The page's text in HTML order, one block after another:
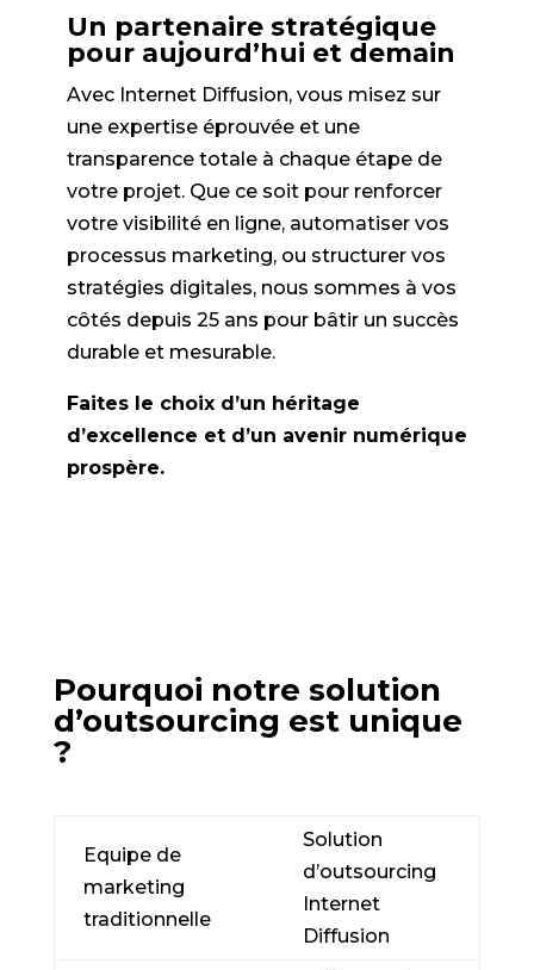
Un partenaire stratégique
pour aujourd’hui et demain
Avec Internet Diffusion, vous misez sur
une expertise éprouvée et une
transparence totale à chaque étape de
votre projet. Que ce soit pour renforcer
votre visibilité en ligne, automatiser vos
processus marketing, ou structurer vos
stratégies digitales, nous sommes à vos
côtés depuis 25 ans pour bâtir un succès
durable et mesurable.
Faites le choix d’un héritage
d’excellence et d’un avenir numérique
prospère.
Pourquoi notre solution
d’outsourcing est unique
?
Equipe de
marketing
traditionnelle
Solution
d’outsourcing
Internet
Diffusion